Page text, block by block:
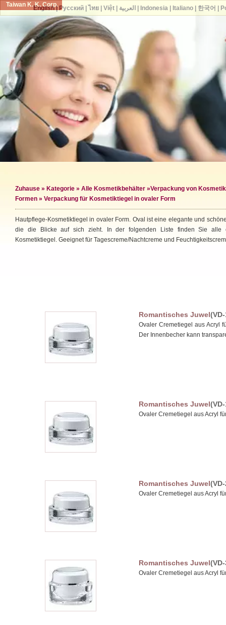
Taiwan K. K. Corp.
Zuhause » Kategorie » Alle Kosmetikbehälter »Verpackung von
Formen » Verpackung für Kosmetiktiegel in ovaler Form
Hautpflege-Kosmetiktiegel in ovaler Form. Oval ist eine elegante und
die die Blicke auf sich zieht. In der folgenden Liste finden Sie alle
Kosmetiktiegel. Geeignet für Tagescreme/Nachtcreme und
Romantisches Juwel
Ovaler Cremetiegel aus Acryl
Der Innenbecher kann
Romantisches Juwel
Ovaler Cremetiegel aus Acryl
Romantisches Juwel
Ovaler Cremetiegel aus Acryl
Romantisches Juwel
Ovaler Cremetiegel aus Acryl
English| Русский| ไทย| Việt| العربية Indonesia| Italiano| 한국어